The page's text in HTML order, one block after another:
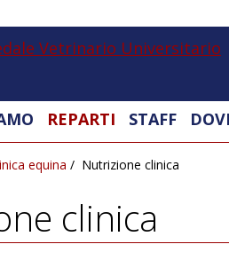
REPARTI STAFF
equina / Nutrizione clinica
clinica